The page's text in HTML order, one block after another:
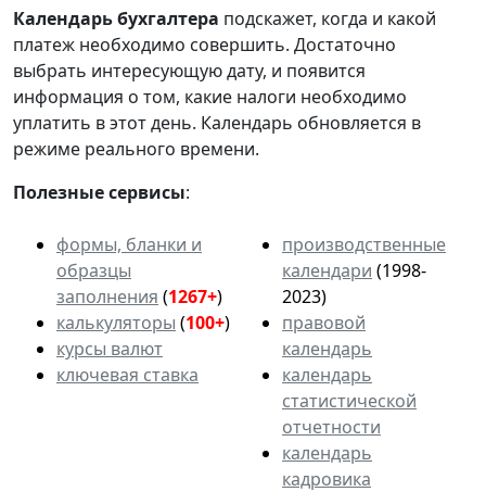
Календарьбухгалтера подскажет, когда и какой
платеж необходимо совершить. Достаточно
выбрать интересующую дату, и появится
информация о том, какие налоги необходимо
уплатить в этот день. Календарь обновляется в
режиме реального времени.
Полезные сервисы:
формы, бланки и
образцы
заполнения (1267+)
калькуляторы (100+)
курсы валют
ключевая ставка
производственные
календари (1998-
2023)
правовой
календарь
календарь
статистической
отчетности
календарь
кадровика